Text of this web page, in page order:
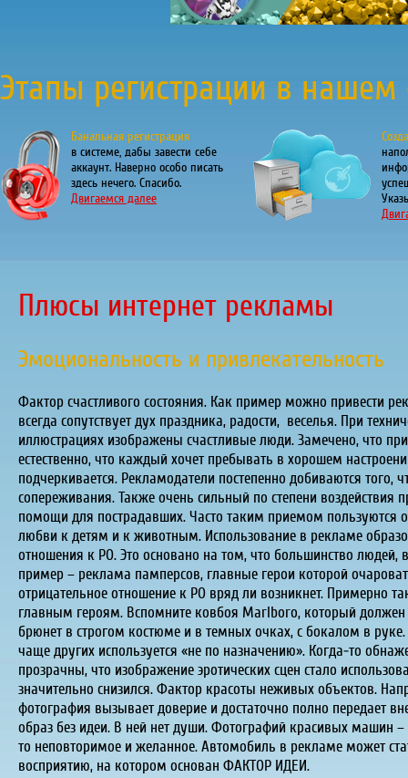
Этапы регистрации в нашем
Банальная регистрация
в системе, дабы завести себе
аккаунт. Наверно особо писать
здесь нечего. Спасибо.
Двигаемся далее
Плюсы интернет рекламы
Эмоциональность и привлекательность
Фактор счастливого состояния. Как пример можно привести
всегда сопутствует дух праздника, радости, веселья. При
иллюстрациях изображены счастливые люди. Замечено, что
естественно, что каждый хочет пребывать в хорошем
подчеркивается. Рекламодатели постепенно добиваются
сопереживания. Также очень сильный по степени
помощи для пострадавших. Часто таким приемом
любви к детям и к животным. Использование в рекламе
отношения к РО. Это основано на том, что большинство людей,
пример – реклама памперсов, главные герои которой
отрицательное отношение к РО вряд ли возникнет. Примерно
главным героям. Вспомните ковбоя Marlboro, который
брюнет в строгом костюме и в темных очках, с бокалом в
чаще других используется «не по назначению». Когда-то
прозрачны, что изображение эротических сцен стало
значительно снизился. Фактор красоты неживых объектов.
фотография вызывает доверие и достаточно полно передает
образ без идеи. В ней нет души. Фотографий красивых машин
то неповторимое и желанное. Автомобиль в рекламе может
восприятию, на котором основан ФАКТОР ИДЕИ.